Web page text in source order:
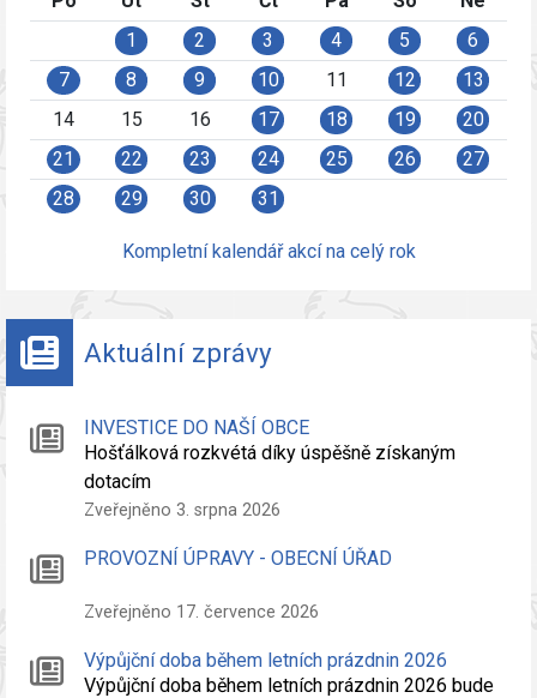
1
2 3 4 5
6
7
8 9 10 11 12
13
14
15 16 17 18 19
20
21
22 23 24 25 26
27
28
29 30 31
Kompletní kalendář akcí na celý rok
Aktuální zprávy
INVESTICE DO NAŠÍ OBCE
Hošťálková rozkvétá díky úspěšně získaným
dotacím
Zveřejněno 3. srpna 2026
PROVOZNÍ ÚPRAVY - OBECNÍ ÚŘAD
Zveřejněno 17. července 2026
Výpůjční doba během letních prázdnin 2026
Výpůjční doba během letních prázdnin 2026 bude